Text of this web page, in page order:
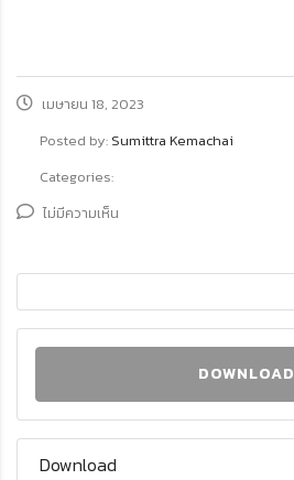
เมษายน 18, 2023
Posted by: Sumittra Kemachai
Categories:
ไม่มีความเห็น
DOWNLOAD
Download